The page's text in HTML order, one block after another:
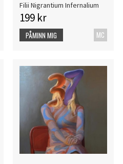
Filii Nigrantium Infernalium
199 kr
MC
PÅMINN MIG